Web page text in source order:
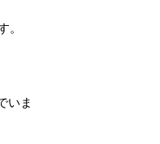
。
いま